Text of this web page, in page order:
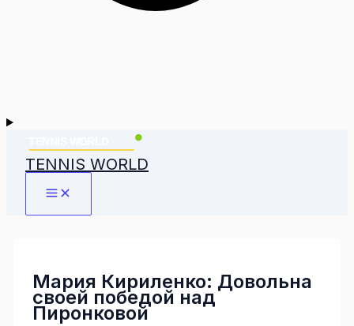
TENNIS WORLD
Мария Кириленко: Довольна
своей победой над
Пиронковой